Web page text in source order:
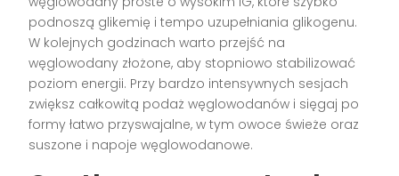
podnoszą glikemię i tempo uzupełniania glikogenu.
W kolejnych godzinach warto przejść na
węglowodany złożone, aby stopniowo stabilizować
poziom energii. Przy bardzo intensywnych sesjach
zwiększ całkowitą podaż węglowodanów i sięgaj po
formy łatwo przyswajalne, w tym owoce świeże oraz
suszone i napoje węglowodanowe.